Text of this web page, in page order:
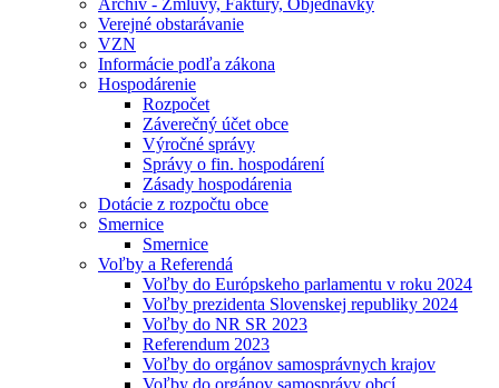
Archív - Zmluvy, Faktúry, Objednávky
Verejné obstarávanie
VZN
Informácie podľa zákona
Hospodárenie
Rozpočet
Záverečný účet obce
Výročné správy
Správy o fin. hospodárení
Zásady hospodárenia
Dotácie z rozpočtu obce
Smernice
Smernice
Voľby a Referendá
Voľby do Európskeho parlamentu v roku 2024
Voľby prezidenta Slovenskej republiky 2024
Voľby do NR SR 2023
Referendum 2023
Voľby do orgánov samosprávnych krajov
Voľby do orgánov samosprávy obcí